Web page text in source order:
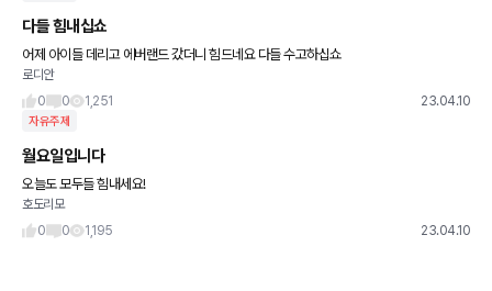
다들 힘내십쇼
어제 아이들 데리고 에버랜드 갔더니 힘드네요 다들 수고하십쇼
로디안
0
0 1,251 23.04.10
자유주제
월요일입니다
오늘도 모두들 힘내세요!
호도리모
0
0 1,195 23.04.10